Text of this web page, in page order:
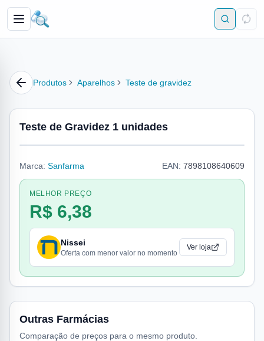
Produtos Aparelhos Teste de gravidez
Teste de Gravidez 1 unidades
Marca: Sanfarma EAN: 7898108640609
MELHOR PREÇO
R$ 6,38
Nissei
Oferta com menor valor no momento
Ver loja
Outras Farmácias
Comparação de preços para o mesmo produto.